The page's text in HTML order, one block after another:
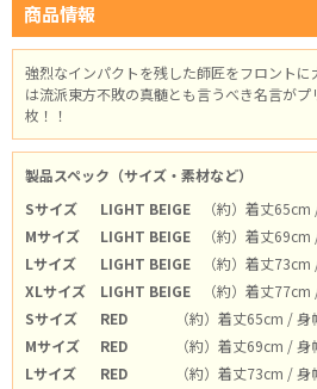
商品情報
強烈なインパクトを残した師匠をフロント
は流派東方不敗の真髄とも言うべき名言が
枚！！
製品スペック（サイズ・素材など）
Sサイズ
LIGHT BEIGE
（約）着丈
Mサイズ
LIGHT BEIGE
（約）着丈
Lサイズ
LIGHT BEIGE
（約）着丈
XLサイズ
LIGHT BEIGE
（約）着丈
Sサイズ
RED
（約）着丈65cm /
Mサイズ
RED
（約）着丈69cm /
Lサイズ
RED
（約）着丈73cm /